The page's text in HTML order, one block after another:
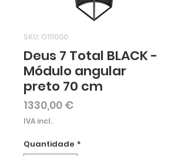
SKU: O111000
Deus 7 Total BLACK -
Módulo angular
preto 70 cm
1330,00 €Preço
IVA incl.
Quantidade *